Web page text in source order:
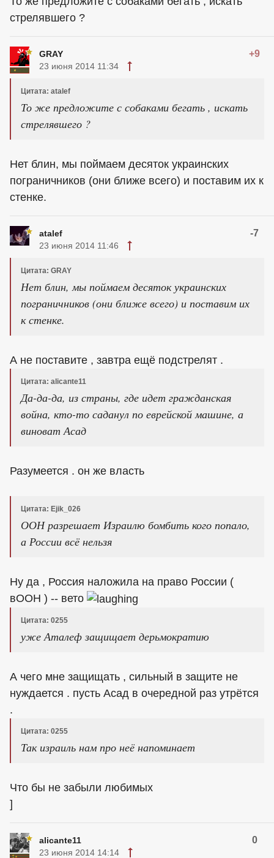
стрелявшего ?
GRAY +9
23 июня 2014 11:34
Цитата: atalef
То же предложите с собаками бегать , искать
стрелявшего ?
Нет блин, мы поймаем десяток украинских
пограничников (они ближе всего) и поставим их к
стенке.
atalef -7
23 июня 2014 11:46
Цитата: GRAY
Нет блин, мы поймаем десяток украинских
пограничников (они ближе всего) и поставим их
к стенке.
А не поставите , завтра ещё подстрелят .
Цитата: alicante11
Да-да-да, из страны, где идет гражданская
война, кто-то саданул по еврейской машине, а
виноват Асад
Разумеется . он же власть
Цитата: Ejik_026
ООН разрешает Израилю бомбить кого попало,
а России всё нельзя
Ну да , Россия наложила на право России (
вООН ) -- вето
Цитата: 0255
уже Аталеф защищает дерьмократию
А чего мне защищать , сильный в защите не
нуждается . пусть Асад в очередной раз утрётся
.
Цитата: 0255
Так израиль нам про неё напоминает
Что бы не забыли любимых
]
alicante11 0
23 июня 2014 14:14